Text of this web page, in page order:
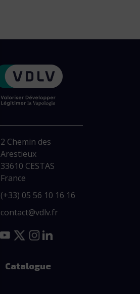
2 Chemin des
Arestieux
33610 CESTAS
France
(+33) 05 56 10 16 16
contact@vdlv.fr
Catalogue